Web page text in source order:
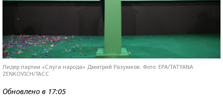
Лидер партии «Слуга народа» Дмитрий Разумков. Фото: EPA/TATYANA
ZENKOVICH/ТАСС
Обновлено в 17:05